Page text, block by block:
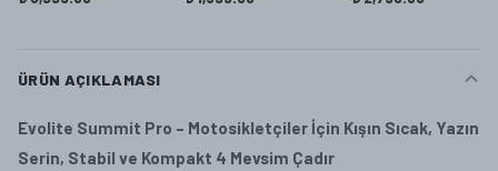
ÜRÜN AÇIKLAMASI
Evolite Summit Pro – Motosikletçiler İçin Kışın Sıcak, Yazın
Serin, Stabil ve Kompakt 4 Mevsim Çadır